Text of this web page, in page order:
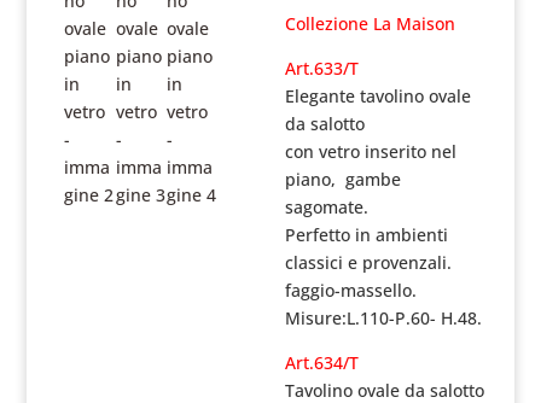
Collezione La Maison
Art.633/T
Elegante tavolino ovale
da salotto
con vetro inserito nel
piano,gambe
sagomate.
Perfetto in ambienti
classici e provenzali.
faggio-massello.
Misure:L.110-P.60- H.48.
Art.634/T
Tavolino ovale da salotto